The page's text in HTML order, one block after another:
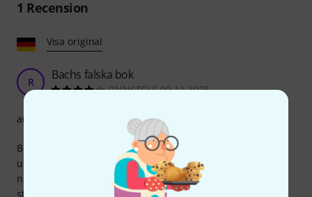
1 Recension
Visa original
R Bachs falska bok
RNNSTGLF 09.11.2025
Boken har ringbindning, vilket jag personligen alltid
uppskattar, eftersom det håller sidorna mer stabila på ett
notställ. Trycket är dock ganska litet; noterna kunde vara
större. Vissa stycken är också klumpigt arrangerade: ibland
arrangemang